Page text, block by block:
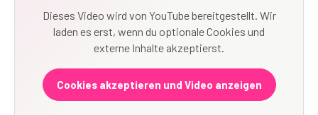
Dieses Video wird von YouTube bereitgestellt. Wir
laden es erst, wenn du optionale Cookies und
externe Inhalte akzeptierst.
Cookies akzeptieren und Video anzeigen